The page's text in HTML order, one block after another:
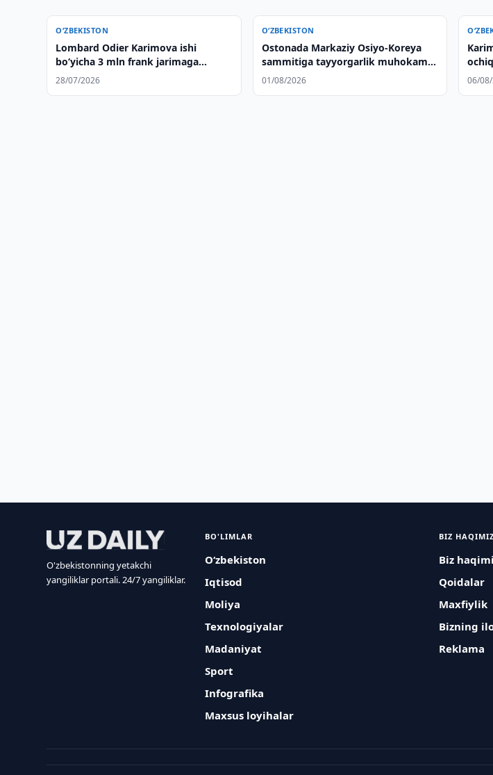
O‘ZBEKISTON
Lombard Odier Karimova ishi
bo‘yicha 3 mln frank jarimaga
tortildi
28/07/2026
O‘ZBEKISTON
Ostonada Markaziy Osiyo-Koreya
sammitiga tayyorgarlik muhokama
qilindi
01/08/2026 06/
O'zbekistonning yetakchi
yangiliklar portali. 24/7 yangiliklar.
BO'LIMLAR
O‘zbekiston
Iqtisod
Moliya
Texnologiyalar
Madaniyat
Sport
Infografika
Maxsus loyihalar
BIZ
Biz
Qoidalar
Maxfiylik
Bizning
Reklama